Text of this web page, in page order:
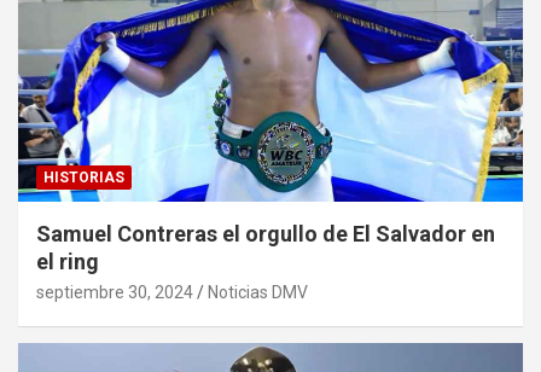
HISTORIAS
Samuel Contreras el orgullo de El Salvador en
el ring
septiembre 30, 2024 Noticias DMV